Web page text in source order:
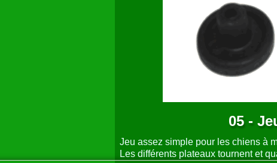
05 -
Jeu assez simple pour les chiens à
Les différents plateaux tournent et